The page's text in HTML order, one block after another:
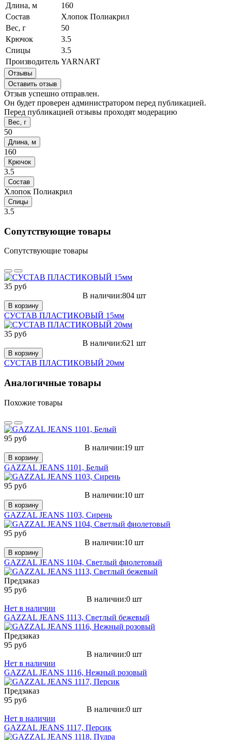
Длина, м
160
Состав
Хлопок Полиакрил
Вес, г
50
Крючок
3.5
Спицы
3.5
Производитель YARNART
Отзывы
Оставить отзыв
Отзыв успешно отправлен.
Он будет проверен администратором перед публикацией.
Перед публикацией отзывы проходят модерацию
Вес, г
50
Длина, м
160
Крючок
3.5
Состав
Хлопок Полиакрил
Спицы
3.5
Сопутствующие товары
Сопутствующие товары
35 руб
В наличии:804 шт
В корзину
СУСТАВ ПЛАСТИКОВЫЙ 15мм
35 руб
В наличии:621 шт
В корзину
СУСТАВ ПЛАСТИКОВЫЙ 20мм
Аналогичные товары
Похожие товары
95 руб
В наличии:19 шт
В корзину
GAZZAL JEANS 1101, Белый
95 руб
В наличии:10 шт
В корзину
GAZZAL JEANS 1103, Сирень
95 руб
В наличии:10 шт
В корзину
GAZZAL JEANS 1104, Светлый фиолетовый
Предзаказ
95 руб
В наличии:0 шт
Нет в наличии
GAZZAL JEANS 1113, Светлый бежевый
Предзаказ
95 руб
В наличии:0 шт
Нет в наличии
GAZZAL JEANS 1116, Нежный розовый
Предзаказ
95 руб
В наличии:0 шт
Нет в наличии
GAZZAL JEANS 1117, Персик